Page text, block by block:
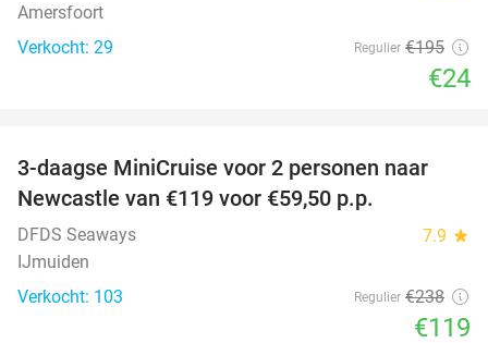
Amersfoort
Verkocht: 29
Regulier €195
€24
50%
3-daagse MiniCruise voor 2 personen naar
Newcastle van €119 voor €59,50 p.p.
DFDS Seaways 7.9 star
IJmuiden
Verkocht: 103
Regulier €238
€119